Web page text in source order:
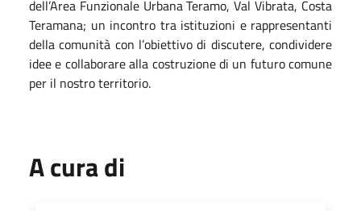
dell’Area Funzionale Urbana Teramo, Val Vibrata, Costa
Teramana; un incontro tra istituzioni e rappresentanti
della comunità con l’obiettivo di discutere, condividere
idee e collaborare alla costruzione di un futuro comune
per il nostro territorio.
A cura di